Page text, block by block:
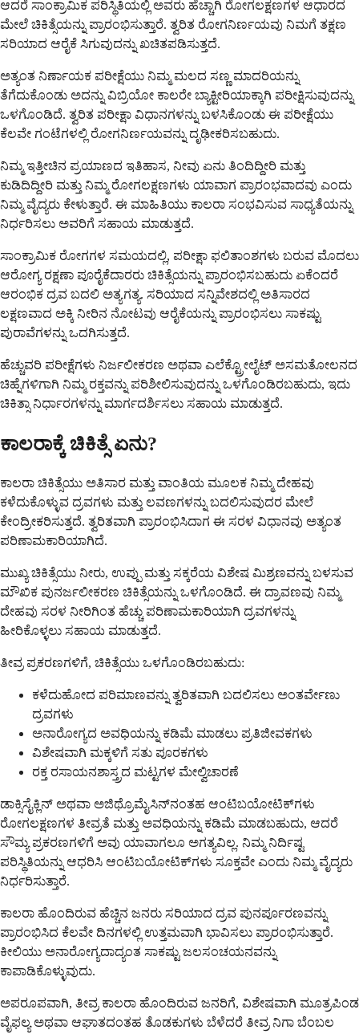
ಆದರೆ ಸಾಂಕ್ರಾಮಿಕ ಪರಿಸ್ಥಿತಿಯಲ್ಲಿ ಅವರು ಹೆಚ್ಚಾಗಿ ರೋಗಲಕ್ಷಣಗಳ ಆಧಾರದ
ಮೇಲೆ ಚಿಕಿತ್ಸೆಯನ್ನು ಪ್ರಾರಂಭಿಸುತ್ತಾರೆ. ತ್ವರಿತ ರೋಗನಿರ್ಣಯವು ನಿಮಗೆ ತಕ್ಷಣ
ಸರಿಯಾದ ಆರೈಕೆ ಸಿಗುವುದನ್ನು ಖಚಿತಪಡಿಸುತ್ತದೆ.
ಅತ್ಯಂತ ನಿರ್ಣಾಯಕ ಪರೀಕ್ಷೆಯು ನಿಮ್ಮ ಮಲದ ಸಣ್ಣ ಮಾದರಿಯನ್ನು
ತೆಗೆದುಕೊಂಡು ಅದನ್ನು ವಿಬ್ರಿಯೋ ಕಾಲರೇ ಬ್ಯಾಕ್ಟೀರಿಯಾಕ್ಕಾಗಿ ಪರೀಕ್ಷಿಸುವುದನ್ನು
ಒಳಗೊಂಡಿದೆ. ತ್ವರಿತ ಪರೀಕ್ಷಾ ವಿಧಾನಗಳನ್ನು ಬಳಸಿಕೊಂಡು ಈ ಪರೀಕ್ಷೆಯು
ಕೆಲವೇ ಗಂಟೆಗಳಲ್ಲಿ ರೋಗನಿರ್ಣಯವನ್ನು ದೃಢೀಕರಿಸಬಹುದು.
ನಿಮ್ಮ ಇತ್ತೀಚಿನ ಪ್ರಯಾಣದ ಇತಿಹಾಸ, ನೀವು ಏನು ತಿಂದಿದ್ದೀರಿ ಮತ್ತು
ಕುಡಿದಿದ್ದೀರಿ ಮತ್ತು ನಿಮ್ಮ ರೋಗಲಕ್ಷಣಗಳು ಯಾವಾಗ ಪ್ರಾರಂಭವಾದವು ಎಂದು
ನಿಮ್ಮ ವೈದ್ಯರು ಕೇಳುತ್ತಾರೆ. ಈ ಮಾಹಿತಿಯು ಕಾಲರಾ ಸಂಭವಿಸುವ ಸಾಧ್ಯತೆಯನ್ನು
ನಿರ್ಧರಿಸಲು ಅವರಿಗೆ ಸಹಾಯ ಮಾಡುತ್ತದೆ.
ಸಾಂಕ್ರಾಮಿಕ ರೋಗಗಳ ಸಮಯದಲ್ಲಿ, ಪರೀಕ್ಷಾ ಫಲಿತಾಂಶಗಳು ಬರುವ ಮೊದಲು
ಆರೋಗ್ಯ ರಕ್ಷಣಾ ಪೂರೈಕೆದಾರರು ಚಿಕಿತ್ಸೆಯನ್ನು ಪ್ರಾರಂಭಿಸಬಹುದು ಏಕೆಂದರೆ
ಆರಂಭಿಕ ದ್ರವ ಬದಲಿ ಅತ್ಯಗತ್ಯ. ಸರಿಯಾದ ಸನ್ನಿವೇಶದಲ್ಲಿ ಅತಿಸಾರದ
ಲಕ್ಷಣವಾದ ಅಕ್ಕಿ ನೀರಿನ ನೋಟವು ಆರೈಕೆಯನ್ನು ಪ್ರಾರಂಭಿಸಲು ಸಾಕಷ್ಟು
ಪುರಾವೆಗಳನ್ನು ಒದಗಿಸುತ್ತದೆ.
ಹೆಚ್ಚುವರಿ ಪರೀಕ್ಷೆಗಳು ನಿರ್ಜಲೀಕರಣ ಅಥವಾ ಎಲೆಕ್ಟ್ರೋಲೈಟ್ ಅಸಮತೋಲನದ
ಚಿಹ್ನೆಗಳಿಗಾಗಿ ನಿಮ್ಮ ರಕ್ತವನ್ನು ಪರಿಶೀಲಿಸುವುದನ್ನು ಒಳಗೊಂಡಿರಬಹುದು, ಇದು
ಚಿಕಿತ್ಸಾ ನಿರ್ಧಾರಗಳನ್ನು ಮಾರ್ಗದರ್ಶಿಸಲು ಸಹಾಯ ಮಾಡುತ್ತದೆ.
ಕಾಲರಾಕ್ಕೆ ಚಿಕಿತ್ಸೆ ಏನು?
ಕಾಲರಾ ಚಿಕಿತ್ಸೆಯು ಅತಿಸಾರ ಮತ್ತು ವಾಂತಿಯ ಮೂಲಕ ನಿಮ್ಮ ದೇಹವು
ಕಳೆದುಕೊಳ್ಳುವ ದ್ರವಗಳು ಮತ್ತು ಲವಣಗಳನ್ನು ಬದಲಿಸುವುದರ ಮೇಲೆ
ಕೇಂದ್ರೀಕರಿಸುತ್ತದೆ. ತ್ವರಿತವಾಗಿ ಪ್ರಾರಂಭಿಸಿದಾಗ ಈ ಸರಳ ವಿಧಾನವು ಅತ್ಯಂತ
ಪರಿಣಾಮಕಾರಿಯಾಗಿದೆ.
ಮುಖ್ಯ ಚಿಕಿತ್ಸೆಯು ನೀರು, ಉಪ್ಪು ಮತ್ತು ಸಕ್ಕರೆಯ ವಿಶೇಷ ಮಿಶ್ರಣವನ್ನು ಬಳಸುವ
ಮೌಖಿಕ ಪುನರ್ಜಲೀಕರಣ ಚಿಕಿತ್ಸೆಯನ್ನು ಒಳಗೊಂಡಿದೆ. ಈ ದ್ರಾವಣವು ನಿಮ್ಮ
ದೇಹವು ಸರಳ ನೀರಿಗಿಂತ ಹೆಚ್ಚು ಪರಿಣಾಮಕಾರಿಯಾಗಿ ದ್ರವಗಳನ್ನು
ಹೀರಿಕೊಳ್ಳಲು ಸಹಾಯ ಮಾಡುತ್ತದೆ.
ತೀವ್ರ ಪ್ರಕರಣಗಳಿಗೆ, ಚಿಕಿತ್ಸೆಯು ಒಳಗೊಂಡಿರಬಹುದು:
ಕಳೆದುಹೋದ ಪರಿಮಾಣವನ್ನು ತ್ವರಿತವಾಗಿ ಬದಲಿಸಲು ಅಂತರ್ವೇಣು
ದ್ರವಗಳು
ಅನಾರೋಗ್ಯದ ಅವಧಿಯನ್ನು ಕಡಿಮೆ ಮಾಡಲು ಪ್ರತಿಜೀವಕಗಳು
ವಿಶೇಷವಾಗಿ ಮಕ್ಕಳಿಗೆ ಸತು ಪೂರಕಗಳು
ರಕ್ತ ರಸಾಯನಶಾಸ್ತ್ರದ ಮಟ್ಟಗಳ ಮೇಲ್ವಿಚಾರಣೆ
ಡಾಕ್ಸಿಸೈಕ್ಲಿನ್ ಅಥವಾ ಅಜಿಥ್ರೊಮೈಸಿನ್‌ನಂತಹ ಆಂಟಿಬಯೋಟಿಕ್‌ಗಳು
ರೋಗಲಕ್ಷಣಗಳ ತೀವ್ರತೆ ಮತ್ತು ಅವಧಿಯನ್ನು ಕಡಿಮೆ ಮಾಡಬಹುದು, ಆದರೆ
ಸೌಮ್ಯ ಪ್ರಕರಣಗಳಿಗೆ ಅವು ಯಾವಾಗಲೂ ಅಗತ್ಯವಿಲ್ಲ. ನಿಮ್ಮ ನಿರ್ದಿಷ್ಟ
ಪರಿಸ್ಥಿತಿಯನ್ನು ಆಧರಿಸಿ ಆಂಟಿಬಯೋಟಿಕ್‌ಗಳು ಸೂಕ್ತವೇ ಎಂದು ನಿಮ್ಮ ವೈದ್ಯರು
ನಿರ್ಧರಿಸುತ್ತಾರೆ.
ಕಾಲರಾ ಹೊಂದಿರುವ ಹೆಚ್ಚಿನ ಜನರು ಸರಿಯಾದ ದ್ರವ ಪುನರ್ಪೂರಣವನ್ನು
ಪ್ರಾರಂಭಿಸಿದ ಕೆಲವೇ ದಿನಗಳಲ್ಲಿ ಉತ್ತಮವಾಗಿ ಭಾವಿಸಲು ಪ್ರಾರಂಭಿಸುತ್ತಾರೆ.
ಕೀಲಿಯು ಅನಾರೋಗ್ಯದಾದ್ಯಂತ ಸಾಕಷ್ಟು ಜಲಸಂಚಯನವನ್ನು
ಕಾಪಾಡಿಕೊಳ್ಳುವುದು.
ಅಪರೂಪವಾಗಿ, ತೀವ್ರ ಕಾಲರಾ ಹೊಂದಿರುವ ಜನರಿಗೆ, ವಿಶೇಷವಾಗಿ ಮೂತ್ರಪಿಂಡ
ವೈಫಲ್ಯ ಅಥವಾ ಆಘಾತದಂತಹ ತೊಡಕುಗಳು ಬೆಳೆದರೆ ತೀವ್ರ ನಿಗಾ ಬೆಂಬಲ